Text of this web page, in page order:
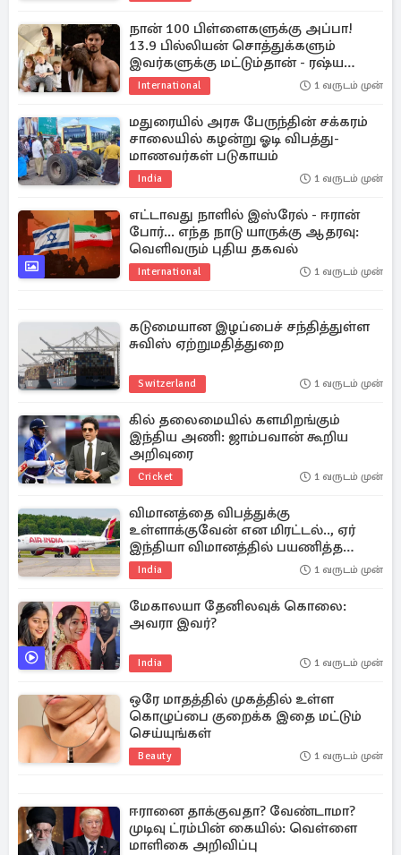
நான் 100 பிள்ளைகளுக்கு அப்பா!
13.9 பில்லியன் சொத்துக்களும்
இவர்களுக்கு மட்டும்தான் - ரஷ்ய
கோடீஸ்வரர்
International 1 வருடம் முன்
மதுரையில் அரசு பேருந்தின் சக்கரம்
சாலையில் கழன்று ஓடி விபத்து-
மாணவர்கள் படுகாயம்
India 1 வருடம் முன்
எட்டாவது நாளில் இஸ்ரேல் - ஈரான்
போர்... எந்த நாடு யாருக்கு ஆதரவு:
வெளிவரும் புதிய தகவல்
International 1 வருடம் முன்
கடுமையான இழப்பைச் சந்தித்துள்ள
சுவிஸ் ஏற்றுமதித்துறை
Switzerland 1 வருடம் முன்
கில் தலைமையில் களமிறங்கும்
இந்திய அணி: ஜாம்பவான் கூறிய
அறிவுரை
Cricket 1 வருடம் முன்
விமானத்தை விபத்துக்கு
உள்ளாக்குவேன் என மிரட்டல்.., ஏர்
இந்தியா விமானத்தில் பயணித்த
பெண் கைது
India 1 வருடம் முன்
மேகாலயா தேனிலவுக் கொலை:
அவரா இவர்?
India 1 வருடம் முன்
ஒரே மாதத்தில் முகத்தில் உள்ள
கொழுப்பை குறைக்க இதை மட்டும்
செய்யுங்கள்
Beauty 1 வருடம் முன்
ஈரானை தாக்குவதா? வேண்டாமா?
முடிவு ட்ரம்பின் கையில்: வெள்ளை
மாளிகை அறிவிப்பு